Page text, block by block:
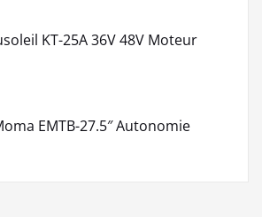
KT-25A 36V 48V Moteur
EMTB-27.5″ Autonomie